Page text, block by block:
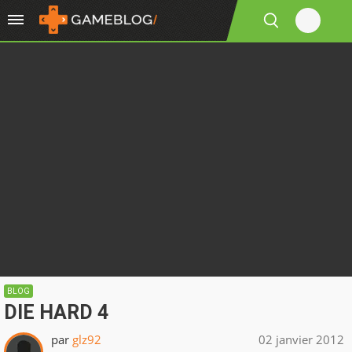
BLOG
DIE HARD 4
par glz92 02 janvier 2012